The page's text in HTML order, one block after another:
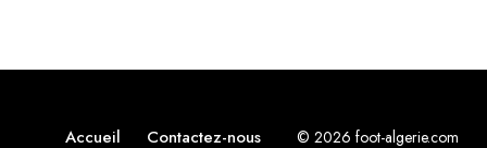
Accueil Contactez-nous © 2026 foot-algerie.com